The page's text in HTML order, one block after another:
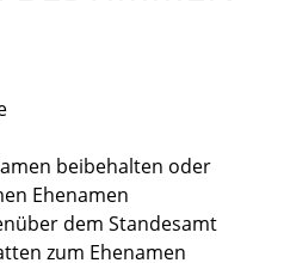
beibehalten oder
Ehenamen
dem Standesamt
zum Ehenamen